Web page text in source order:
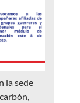
la sede